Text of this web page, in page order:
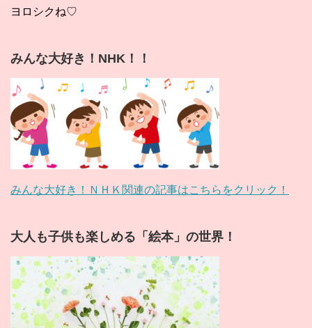
ヨロシクね♡
みんな大好き！NHK！！
みんな大好き！ＮＨＫ関連の記事はこちらをクリック！
大人も子供も楽しめる「絵本」の世界！